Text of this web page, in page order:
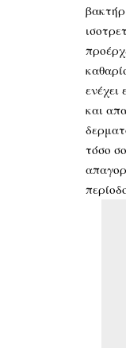
ενέχει
και
τόσο